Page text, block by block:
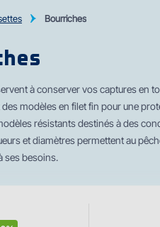
Bourriches
à conserver vos captures en
modèles en filet fin pour une
résistants destinés à des
et diamètres permettent au
ses besoins.